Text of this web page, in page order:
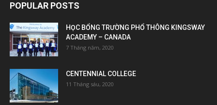
POPULAR POSTS
HỌC BỔNG TRƯỜNG PHỔ THÔNG KINGSWAY
ACADEMY – CANADA
7 Tháng năm, 2020
CENTENNIAL COLLEGE
11 Tháng sáu, 2020